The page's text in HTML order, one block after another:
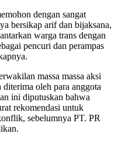
dengan sangat
bersikap arif dan bijaksana,
warga trans dengan
pencuri dan perampas
massa massa aksi
oleh para anggota
ini diputuskan bahwa
rekomendasi untuk
sebelumnya PT. PR